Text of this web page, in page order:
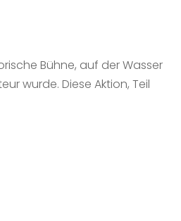
Bühne, auf der Wasser
wurde. Diese Aktion, Teil